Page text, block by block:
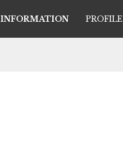
INFORMATION PROFILE